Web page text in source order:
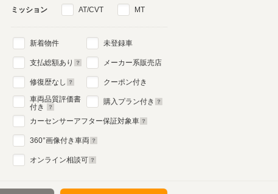
ミッション AT/CVT MT
新着物件
支払総額あり
修復歴なし
車両品質評価書
付き
未登録車
メーカー系販売店
クーポン付き
購入プラン付き
カーセンサーアフター保証対象車
360°画像付き車両
オンライン相談可